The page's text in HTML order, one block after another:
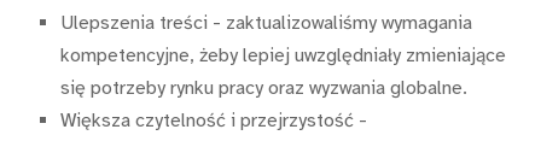
Ulepszenia treści - zaktualizowaliśmy wymagania
kompetencyjne, żeby lepiej uwzględniały zmieniające
się potrzeby rynku pracy oraz wyzwania globalne.
Większa czytelność i przejrzystość -